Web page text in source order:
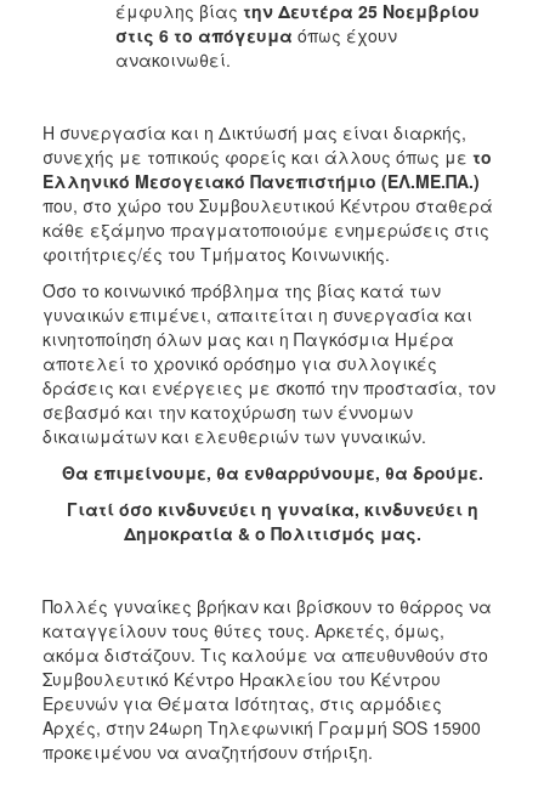
έμφυλης βίας την Δευτέρα 25 Νοεμβρίου
στις 6 το απόγευμα όπως έχουν
ανακοινωθεί.
Η συνεργασία και η Δικτύωσή μας είναι διαρκής,
συνεχής με τοπικούς φορείς και άλλους όπως με το
Ελληνικό Μεσογειακό Πανεπιστήμιο (ΕΛ.ΜΕ.ΠΑ.)
που, στο χώρο του Συμβουλευτικού Κέντρου σταθερά
κάθε εξάμηνο πραγματοποιούμε ενημερώσεις στις
φοιτήτριες/ές του Τμήματος Κοινωνικής.
Όσο το κοινωνικό πρόβλημα της βίας κατά των
γυναικών επιμένει, απαιτείται η συνεργασία και
κινητοποίηση όλων μας και η Παγκόσμια Ημέρα
αποτελεί το χρονικό ορόσημο για συλλογικές
δράσεις και ενέργειες με σκοπό την προστασία, τον
σεβασμό και την κατοχύρωση των έννομων
δικαιωμάτων και ελευθεριών των γυναικών.
Θα επιμείνουμε, θα ενθαρρύνουμε, θα δρούμε.
Γιατί όσο κινδυνεύει η γυναίκα, κινδυνεύει η
Δημοκρατία & ο Πολιτισμός μας.
Πολλές γυναίκες βρήκαν και βρίσκουν το θάρρος να
καταγγείλουν τους θύτες τους. Αρκετές, όμως,
ακόμα διστάζουν. Τις καλούμε να απευθυνθούν στο
Συμβουλευτικό Κέντρο Ηρακλείου του Κέντρου
Ερευνών για Θέματα Ισότητας, στις αρμόδιες
Αρχές, στην 24ωρη Τηλεφωνική Γραμμή SOS 15900
προκειμένου να αναζητήσουν στήριξη.